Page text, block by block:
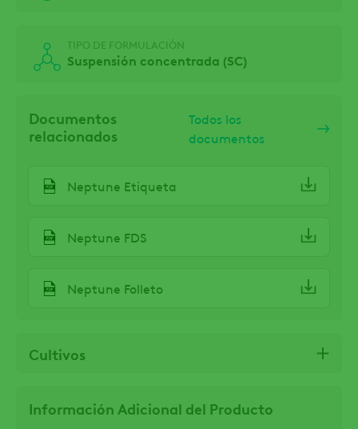
TIPO DE FORMULACIÓN
Suspensión concentrada (SC)
Documentos
relacionados
Todos los
documentos
Neptune Etiqueta
Neptune FDS
Neptune Folleto
Cultivos
Información Adicional del Producto